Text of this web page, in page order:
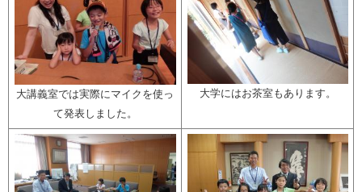
大講義室では実際にマイクを使っ
て発表しました。
大学にはお茶室もあります。